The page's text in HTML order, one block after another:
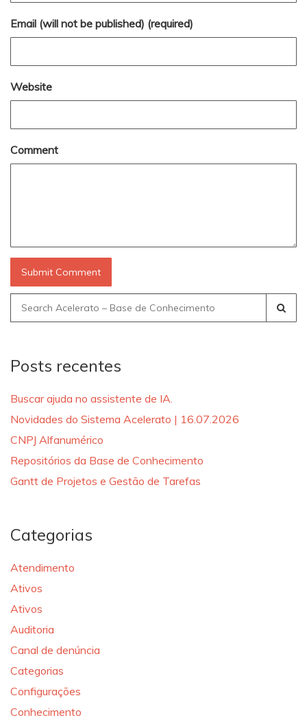
Email (will not be published) (required)
Website
Comment
Search
for:
Posts recentes
Buscar ajuda no assistente de IA.
Novidades do Sistema Acelerato | 16.07.2026
CNPJ Alfanumérico
Repositórios da Base de Conhecimento
Gantt de Projetos e Gestão de Tarefas
Categorias
Atendimento
Ativos
Ativos
Auditoria
Canal de denúncia
Categorias
Configurações
Conhecimento